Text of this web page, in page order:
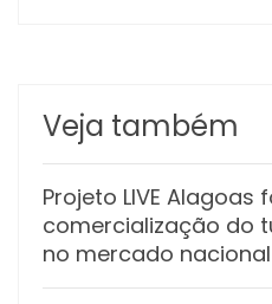
Veja também
Projeto LIVE Alagoas
comercialização do
no mercado